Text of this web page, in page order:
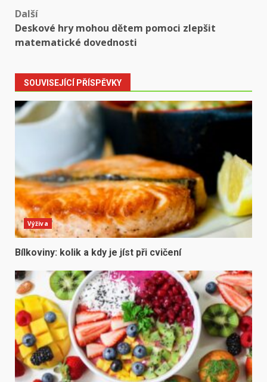
Další
Deskové hry mohou dětem pomoci zlepšit
matematické dovednosti
SOUVISEJÍCÍ PŘÍSPĚVKY
Výživa
Bílkoviny: kolik a kdy je jíst při cvičení